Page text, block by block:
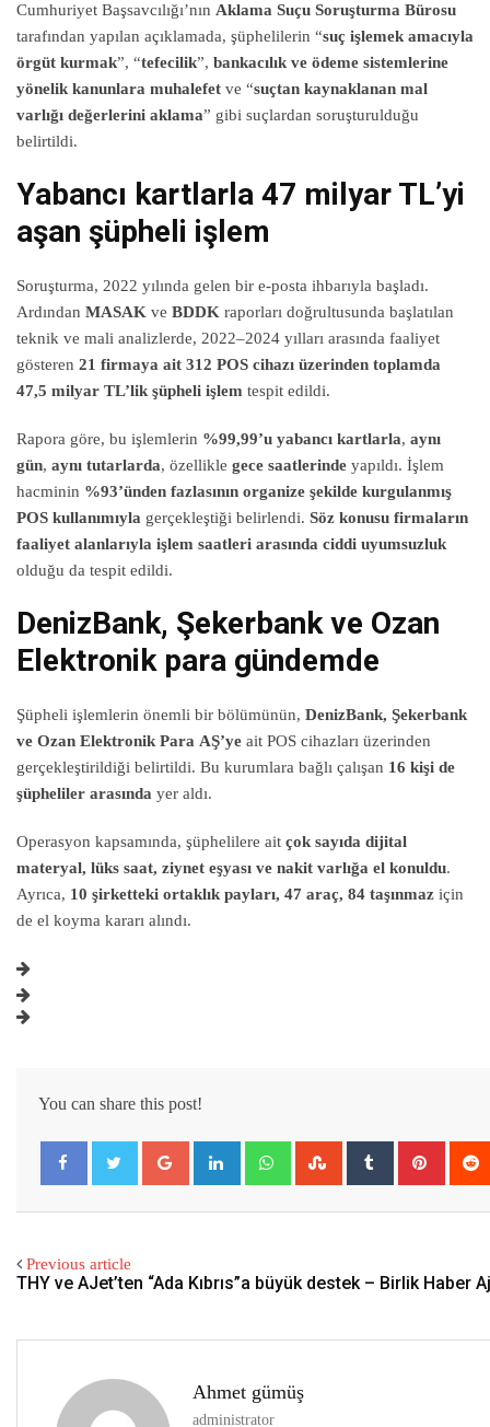
Cumhuriyet Başsavcılığı’nın Aklama Suçu Soruşturma Bürosu
tarafından yapılan açıklamada, şüphelilerin “suç işlemek amacıyla
örgüt kurmak”, “tefecilik”, bankacılık ve ödeme sistemlerine
yönelik kanunlara muhalefet ve “suçtan kaynaklanan mal
varlığı değerlerini aklama” gibi suçlardan soruşturulduğu
belirtildi.
Yabancı kartlarla 47 milyar TL’yi
aşan şüpheli işlem
Soruşturma, 2022 yılında gelen bir e-posta ihbarıyla başladı.
Ardından MASAK ve BDDK raporları doğrultusunda başlatılan
teknik ve mali analizlerde, 2022–2024 yılları arasında faaliyet
gösteren 21 firmaya ait 312 POS cihazı üzerinden toplamda
47,5 milyar TL’lik şüpheli işlem tespit edildi.
Rapora göre, bu işlemlerin %99,99’u yabancı kartlarla, aynı
gün, aynı tutarlarda, özellikle gece saatlerinde yapıldı. İşlem
hacminin %93’ünden fazlasının organize şekilde kurgulanmış
POS kullanımıyla gerçekleştiği belirlendi. Söz konusu firmaların
faaliyet alanlarıyla işlem saatleri arasında ciddi uyumsuzluk
olduğu da tespit edildi.
DenizBank, Şekerbank ve Ozan
Elektronik para gündemde
Şüpheli işlemlerin önemli bir bölümünün, DenizBank, Şekerbank
ve Ozan Elektronik Para AŞ’ye ait POS cihazları üzerinden
gerçekleştirildiği belirtildi. Bu kurumlara bağlı çalışan 16 kişi de
şüpheliler arasında yer aldı.
Operasyon kapsamında, şüphelilere ait çok sayıda dijital
materyal, lüks saat, ziynet eşyası ve nakit varlığa el konuldu.
Ayrıca, 10 şirketteki ortaklık payları, 47 araç, 84 taşınmaz için
de el koyma kararı alındı.
You can share this post!
Previous article
THY ve AJet’ten “Ada Kıbrıs”a büyük destek – Birlik Haber
Ahmet gümüş
administrator